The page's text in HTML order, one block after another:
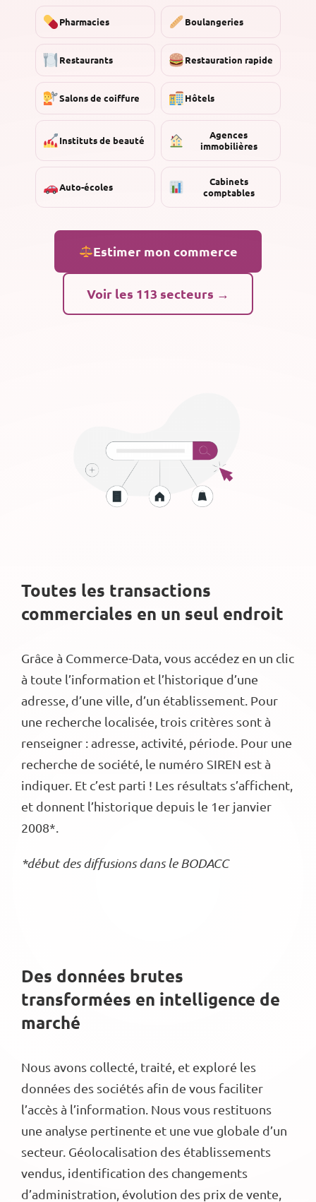
Pharmacies Boulangeries
Restaurants Restauration rapide
Salons de coiffure Hôtels
Instituts de beauté
Agences
immobilières
Auto-écoles
Cabinets
comptables
Estimer mon commerce
Voir les 113 secteurs →
Toutes les transactions
commerciales en un seul endroit
Grâce à Commerce-Data, vous accédez en un clic
à toute l’information et l’historique d’une
adresse, d’une ville, d’un établissement. Pour
une recherche localisée, trois critères sont à
renseigner : adresse, activité, période. Pour une
recherche de société, le numéro SIREN est à
indiquer. Et c’est parti ! Les résultats s’affichent,
et donnent l’historique depuis le 1er janvier
2008*.
*début des diffusions dans le BODACC
Des données brutes
transformées en intelligence de
marché
Nous avons collecté, traité, et exploré les
données des sociétés afin de vous faciliter
l’accès à l’information. Nous vous restituons
une analyse pertinente et une vue globale d’un
secteur. Géolocalisation des établissements
vendus, identification des changements
d’administration, évolution des prix de vente,